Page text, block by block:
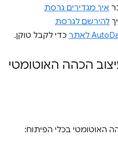
איך מגדירים גרסת
להירשם לגרסת
כדי לקבל טוקן.
הכהה האוטומטי
האוטומטי בכלי הפיתוח: